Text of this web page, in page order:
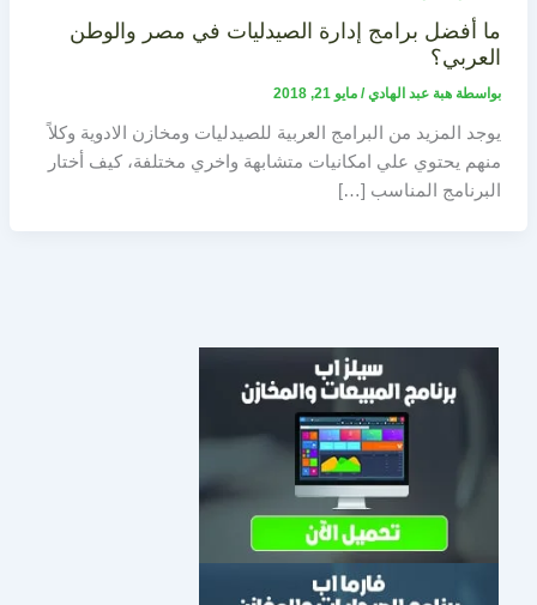
ما أفضل برامج إدارة الصيدليات في مصر والوطن
العربي؟
بواسطة هبة عبد الهادي/ مايو 21, 2018
يوجد المزيد من البرامج العربية للصيدليات ومخازن الادوية وكلاً
منهم يحتوي علي امكانيات متشابهة واخري مختلفة، كيف أختار
البرنامج المناسب […]